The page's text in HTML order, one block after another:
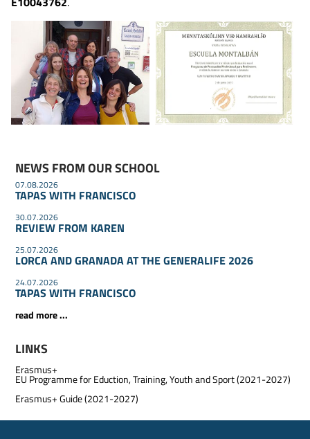
NEWS FROM OUR SCHOOL
07.08.2026
TAPAS WITH FRANCISCO
30.07.2026
REVIEW FROM KAREN
25.07.2026
LORCA AND GRANADA AT THE GENERALIFE 2026
24.07.2026
TAPAS WITH FRANCISCO
read more ...
LINKS
Erasmus+
EU Programme for Eduction, Training, Youth and Sport (2021-2027)
Erasmus+ Guide (2021-2027)